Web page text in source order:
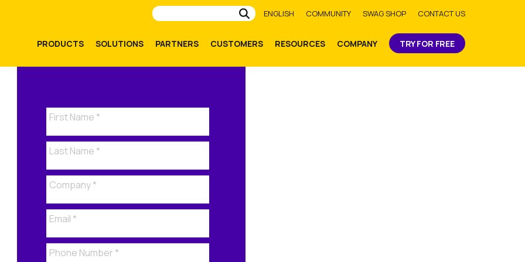
Submit
ENGLISH COMMUNITY SWAG SHOP CONTACT US
PRODUCTS SOLUTIONS PARTNERS CUSTOMERS RESOURCES COMPANY TRY FOR FREE